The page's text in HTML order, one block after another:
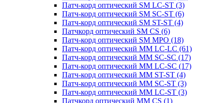
Патч-корд оптический SM LC-ST (3)
Патч-корд оптический SM SC-ST (6)
Патч-корд оптический SM ST-ST (4)
Патчкорд оптический SM CS (6)
Патч-корд оптический SM MPO (18)
Патч-корд оптический MM LC-LC (61)
Патч-корд оптический MM SC-SC (17)
Патч-корд оптический MM LC-SC (17)
Патч-корд оптический MM ST-ST (4)
Патч-корд оптический MM SC-ST (3)
Патч-корд оптический MM LC-ST (3)
Патчкорд оптический MM CS (1)